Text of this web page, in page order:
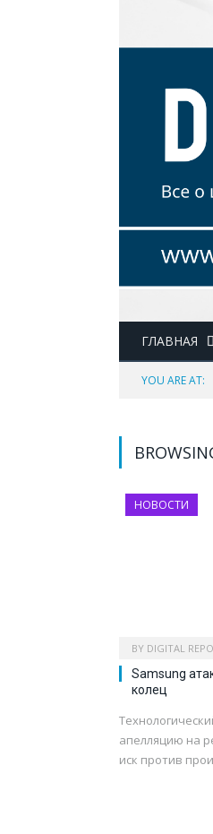
ГЛАВНАЯ
YOU ARE AT:
НОВОСТИ
BY DIGITAL
Samsung
колец
апелляцию на
иск против